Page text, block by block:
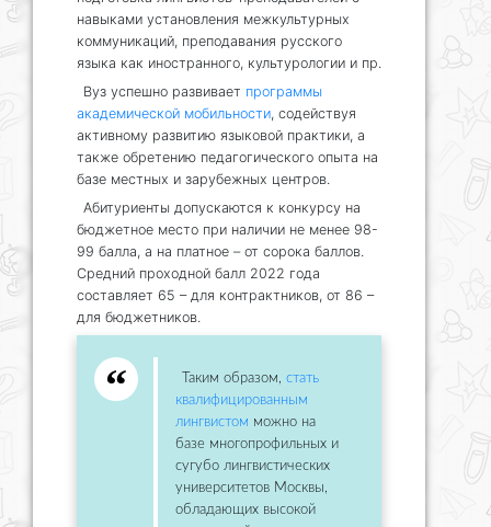
навыками установления межкультурных
коммуникаций, преподавания русского
языка как иностранного, культурологии и пр.
Вуз успешно развивает программы
академической мобильности, содействуя
активному развитию языковой практики, а
также обретению педагогического опыта на
базе местных и зарубежных центров.
Абитуриенты допускаются к конкурсу на
бюджетное место при наличии не менее 98-
99 балла, а на платное – от сорока баллов.
Средний проходной балл 2022 года
составляет 65 – для контрактников, от 86 –
для бюджетников.
Таким образом, стать
квалифицированным
лингвистом можно на
базе многопрофильных и
сугубо лингвистических
университетов Москвы,
обладающих высокой